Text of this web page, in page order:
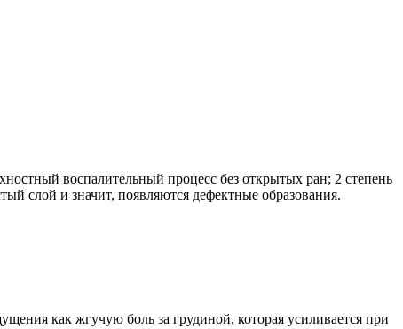
воспалительный процесс без открытых ран; 2 степень
слой и значит, появляются дефектные образования.
как жгучую боль за грудиной, которая усиливается при